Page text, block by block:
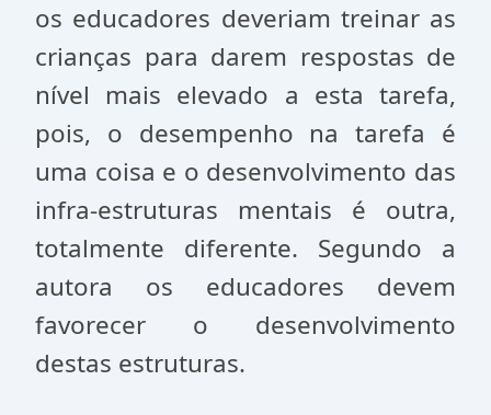
os educadores deveriam treinar as
crianças para darem respostas de
nível mais elevado a esta tarefa,
pois, o desempenho na tarefa é
uma coisa e o desen­volvimento das
infra-estruturas mentais é outra,
totalmen­te diferente. Segundo a
autora os educadores devem
favorecer o desenvolvimento
destas es­truturas.